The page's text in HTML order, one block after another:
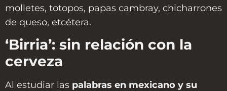
molletes, totopos, papas cambray, chicharrones
de queso, etcétera.
‘Birria’: sin relación con la
cerveza
Al estudiar las palabras en mexicano y su